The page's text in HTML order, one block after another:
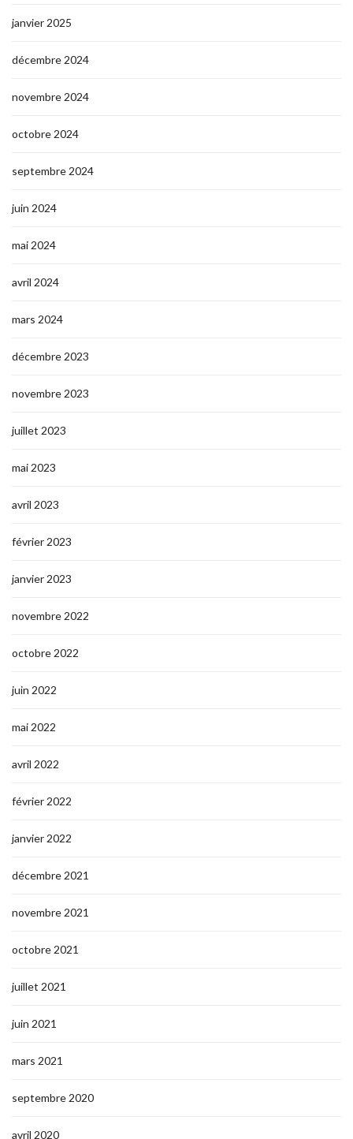
janvier 2025
décembre 2024
novembre 2024
octobre 2024
septembre 2024
juin 2024
mai 2024
avril 2024
mars 2024
décembre 2023
novembre 2023
juillet 2023
mai 2023
avril 2023
février 2023
janvier 2023
novembre 2022
octobre 2022
juin 2022
mai 2022
avril 2022
février 2022
janvier 2022
décembre 2021
novembre 2021
octobre 2021
juillet 2021
juin 2021
mars 2021
septembre 2020
avril 2020